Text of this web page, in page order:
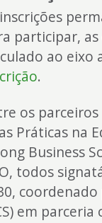
participar,
ao eixo
.
os
Práticas na
Business
todos
coordenado
em